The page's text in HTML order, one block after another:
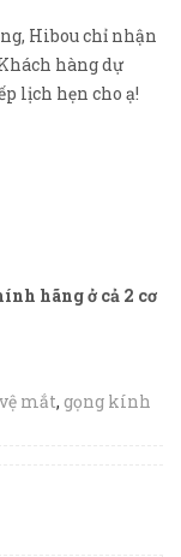
Hibou chỉ nhận
hàng dự
lịch hẹn cho ạ!
hãng ở cả 2 cơ
mắt, gọng kính